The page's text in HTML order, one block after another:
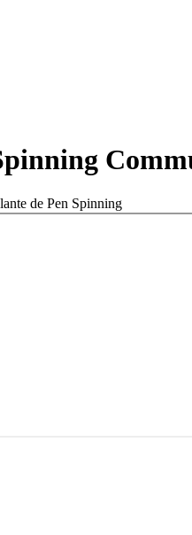
de Pen Spinning